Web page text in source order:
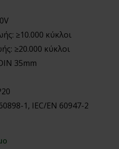
≥10.000 κύκλοι
≥20.000 κύκλοι
35mm
1, IEC/EN 60947-2